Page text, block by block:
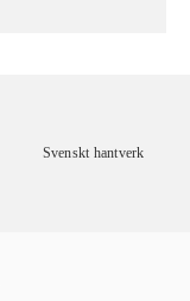
Svenskt hantverk